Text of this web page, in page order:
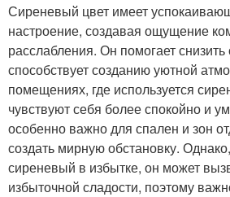
Сиреневый цвет имеет
настроение, создавая ощущение
расслабления. Он помогает снизить
способствует созданию уютной
помещениях, где используется
чувствуют себя более спокойно и
особенно важно для спален и зон
создать мирную обстановку.
сиреневый в избытке, он может
избыточной сладости, поэтому